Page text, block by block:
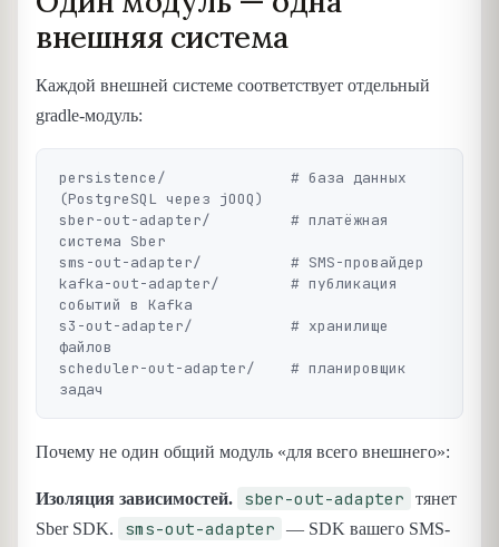
внешняя система
Каждой внешней системе соответствует отдельный
gradle-модуль:
persistence/              # база данных
(PostgreSQL через jOOQ)
sber-out-adapter/         # платёжная
система Sber
sms-out-adapter/          # SMS-провайдер
kafka-out-adapter/        # публикация
событий в Kafka
s3-out-adapter/           # хранилище
файлов
scheduler-out-adapter/    # планировщик
Почему не один общий модуль «для всего внешнего»:
Изоляция зависимостей. sber-out-adapter
тянет
Sber SDK.
sms-out-adapter
— SDK вашего SMS-